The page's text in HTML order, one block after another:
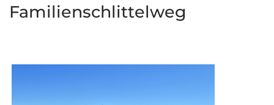
Familienschlittelweg